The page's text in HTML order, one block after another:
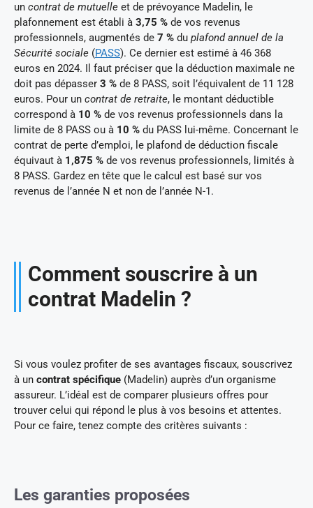
un contrat de mutuelle et de prévoyance Madelin, le
plafonnement est établi à 3,75 % de vos revenus
professionnels, augmentés de 7 % du plafond annuel de la
Sécurité sociale (PASS). Ce dernier est estimé à 46 368
euros en 2024. Il faut préciser que la déduction maximale ne
doit pas dépasser 3 % de 8 PASS, soit l’équivalent de 11 128
euros. Pour un contrat de retraite, le montant déductible
correspond à 10 % de vos revenus professionnels dans la
limite de 8 PASS ou à 10 % du PASS lui-même. Concernant le
contrat de perte d’emploi, le plafond de déduction fiscale
équivaut à 1,875 % de vos revenus professionnels, limités à
8 PASS. Gardez en tête que le calcul est basé sur vos
revenus de l’année N et non de l’année N-1.
Comment souscrire à un
contrat Madelin ?
Si vous voulez profiter de ses avantages fiscaux, souscrivez
à un contrat spécifique (Madelin) auprès d’un organisme
assureur. L’idéal est de comparer plusieurs offres pour
trouver celui qui répond le plus à vos besoins et attentes.
Pour ce faire, tenez compte des critères suivants :
Les garanties proposées